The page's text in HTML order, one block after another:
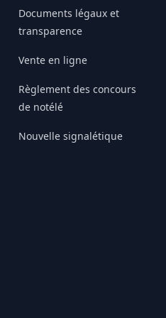
Documents légaux et
transparence
Vente en ligne
Règlement des concours
de notélé
Nouvelle signalétique